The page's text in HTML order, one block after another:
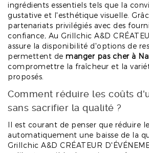
ingrédients essentiels tels que la
gustative et l'esthétique visuelle.
partenariats privilégiés avec des
confiance, Au Grillchic A&D
assure la disponibilité d'options de
permettent de manger pas cher à
compromettre la fraîcheur et la
proposés.
Comment réduire les coûts
sans sacrifier la qualité ?
Il est courant de penser que réduire
automatiquement une baisse de la
Grillchic A&D CRÉATEUR